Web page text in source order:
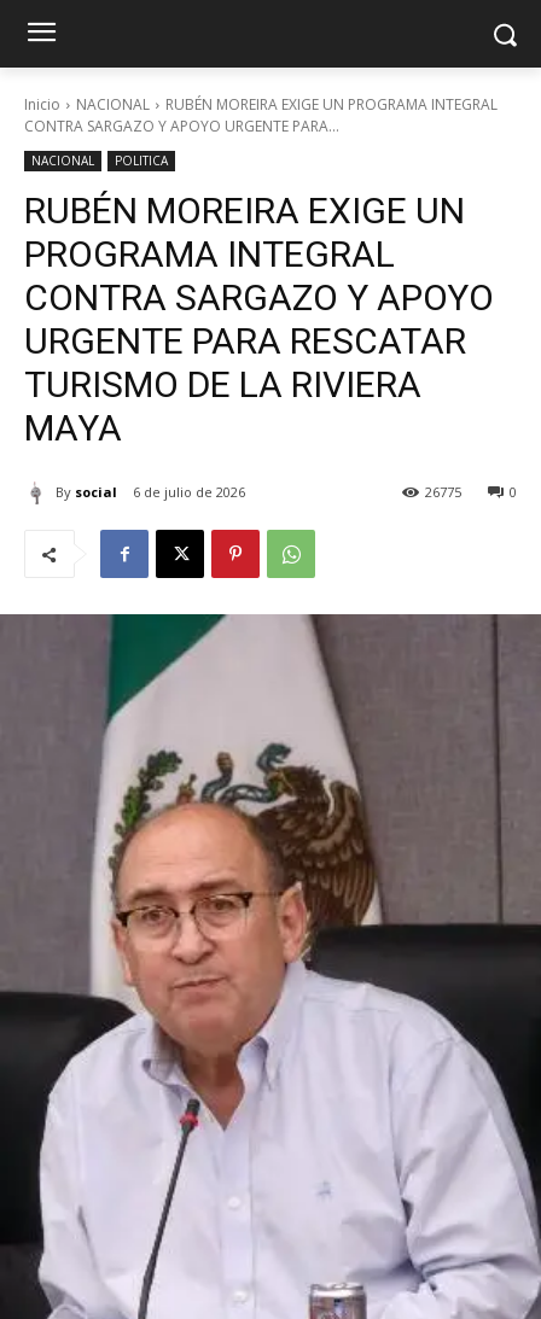
Inicio NACIONAL
RUBÉN MOREIRA EXIGE UN PROGRAMA INTEGRAL
CONTRA SARGAZO Y APOYO URGENTE PARA...
NACIONAL POLITICA
RUBÉN MOREIRA EXIGE UN
PROGRAMA INTEGRAL
CONTRA SARGAZO Y APOYO
URGENTE PARA RESCATAR
TURISMO DE LA RIVIERA
MAYA
By social 6 de julio de 2026 0
26775